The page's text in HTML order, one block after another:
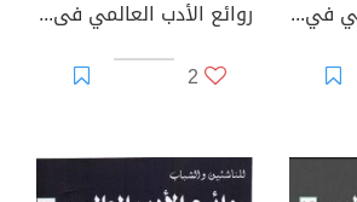
روائع الأدب العالمي في كبسولة جـ 8
روائع الأدب العالمي فى كبسولة جـ 9
2